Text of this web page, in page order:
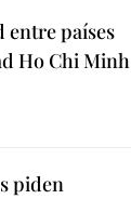
entre países
Ho Chi Minh
piden